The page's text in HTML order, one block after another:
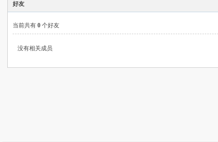
好友
当前共有 0 个好友
没有相关成员